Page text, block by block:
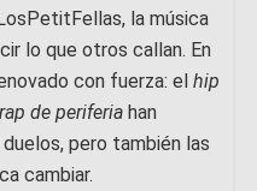
la música
lo que otros callan. En
con fuerza: el hip
rap de periferia han
pero también las
cambiar.